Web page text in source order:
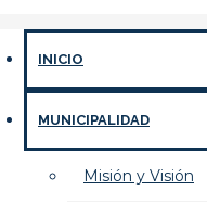
INICIO
MUNICIPALIDAD
Misión y Visión